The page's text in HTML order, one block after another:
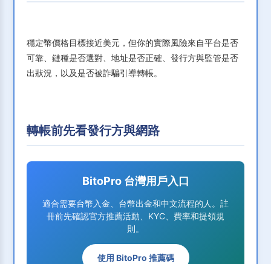
穩定幣價格目標接近美元，但你的實際風險來自平台是否
可靠、鏈種是否選對、地址是否正確、發行方與監管是否
出狀況，以及是否被詐騙引導轉帳。
轉帳前先看發行方與網路
BitoPro 台灣用戶入口
適合需要台幣入金、台幣出金和中文流程的人。註
冊前先確認官方推薦活動、KYC、費率和提領規
則。
使用 BitoPro 推薦碼